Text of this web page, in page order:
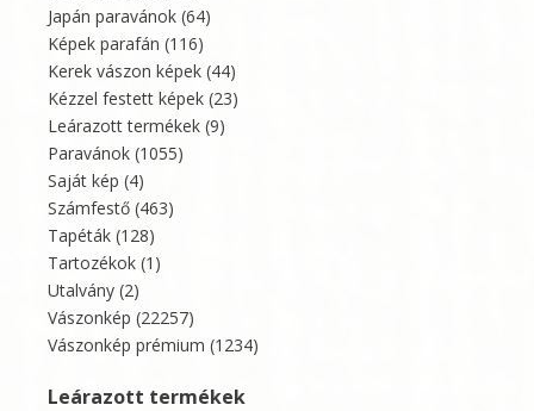
Japán paravánok (64)
Képek parafán (116)
Kerek vászon képek (44)
Kézzel festett képek (23)
Leárazott termékek (9)
Paravánok (1055)
Saját kép (4)
Számfestő (463)
Tapéták (128)
Tartozékok (1)
Utalvány (2)
Vászonkép (22257)
Vászonkép prémium (1234)
Leárazott termékek